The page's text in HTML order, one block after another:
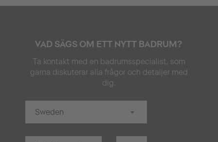
VAD SÄGS OM ETT NYTT BADRUM?
Ta kontakt med en badrumsspecialist, som
gärna diskuterar alla frågor och detaljer med
dig.
Sweden